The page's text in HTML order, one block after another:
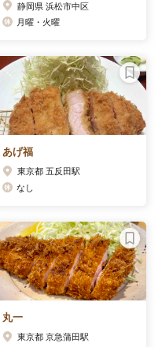
静岡県 浜松市中区
月曜・火曜
あげ福
東京都 五反田駅
なし
丸一
東京都 京急蒲田駅